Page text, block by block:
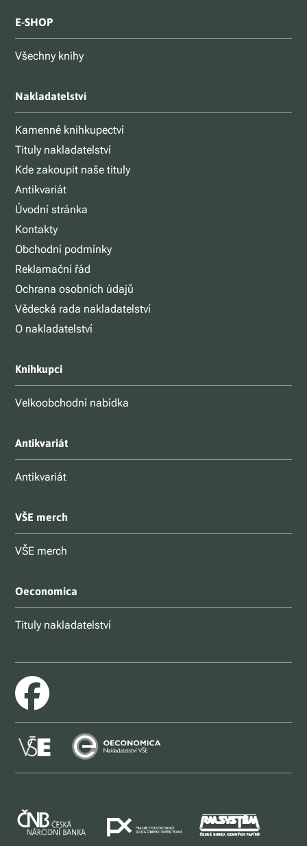
E-SHOP
Všechny knihy
Nakladatelství
Kamenné knihkupectví
Tituly nakladatelství
Kde zakoupit naše tituly
Antikvariát
Úvodní stránka
Kontakty
Obchodní podmínky
Reklamační řád
Ochrana osobních údajů
Vědecká rada nakladatelství
O nakladatelství
Knihkupci
Velkoobchodní nabídka
Antikvariát
Antikvariát
VŠE merch
VŠE merch
Oeconomica
Tituly nakladatelství